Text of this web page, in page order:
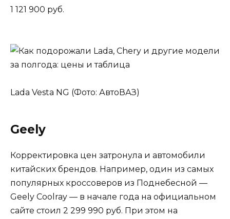
1 121 900 руб.
Lada Vesta NG (Фото: АвтоВАЗ)
Geely
Корректировка цен затронула и автомобили
китайских брендов. Например, один из самых
популярных кроссоверов из Поднебесной —
Geely Coolray — в начале года на официальном
сайте стоил 2 299 990 руб. При этом на